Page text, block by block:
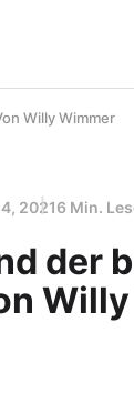
Willy Wimmer
20216 Min.
der